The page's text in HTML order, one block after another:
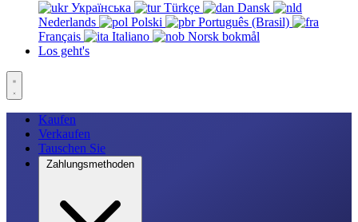
Українська
Türkçe
Dansk
Nederlands
Polski
Português (Brasil)
Français
Italiano
Norsk bokmål
Los geht's
Kaufen
Verkaufen
Tauschen Sie
Zahlungsmethoden